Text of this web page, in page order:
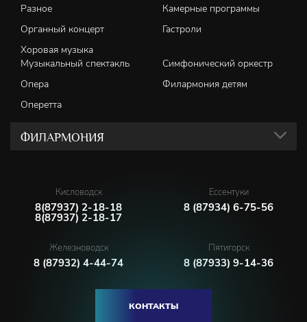
Разное
Камерные программы
Органный концерт
Гастроли
Хоровая музыка
Музыкальный спектакль
Симфонический оркестр
Опера
Филармония детям
Оперетта
ФИЛАРМОНИЯ
Кисловодск
8(87937) 2-18-18
8(87937) 2-18-17
Ессентуки
8 (87934) 6-75-56
Железноводск
8 (87932) 4-44-74
Пятигорск
8 (87933) 9-14-36
КОНТАКТЫ